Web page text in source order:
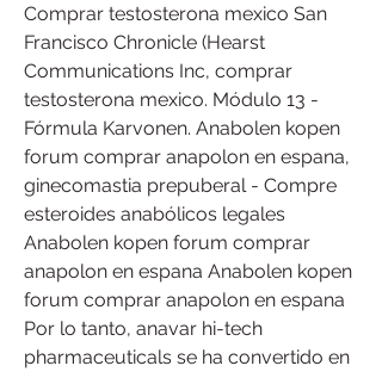
Comprar testosterona mexico San
Francisco Chronicle (Hearst
Communications Inc, comprar
testosterona mexico. Módulo 13 -
Fórmula Karvonen. Anabolen kopen
forum comprar anapolon en espana,
ginecomastia prepuberal - Compre
esteroides anabólicos legales
Anabolen kopen forum comprar
anapolon en espana Anabolen kopen
forum comprar anapolon en espana
Por lo tanto, anavar hi-tech
pharmaceuticals se ha convertido en